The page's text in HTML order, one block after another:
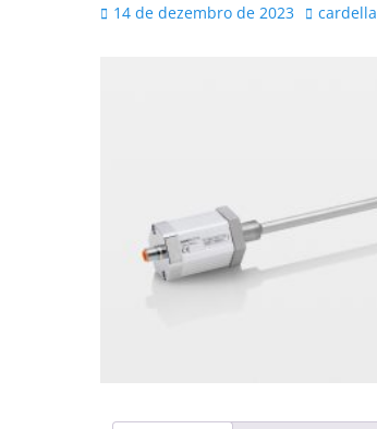
Posted
14 de dezembro de 2023 Autor
cardella